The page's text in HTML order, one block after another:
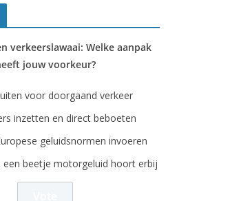
verkeerslawaai: Welke aanpak
jouw voorkeur?
voor doorgaand verkeer
inzetten en direct beboeten
geluidsnormen invoeren
een beetje motorgeluid hoort erbij